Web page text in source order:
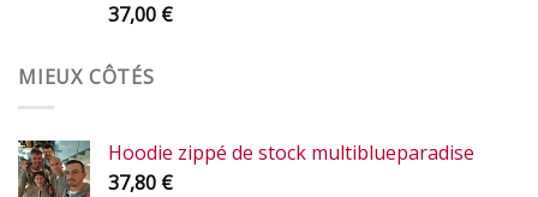
37,00 €
MIEUX CÔTÉS
Hoodie zippé de stock multiblueparadise
37,80 €